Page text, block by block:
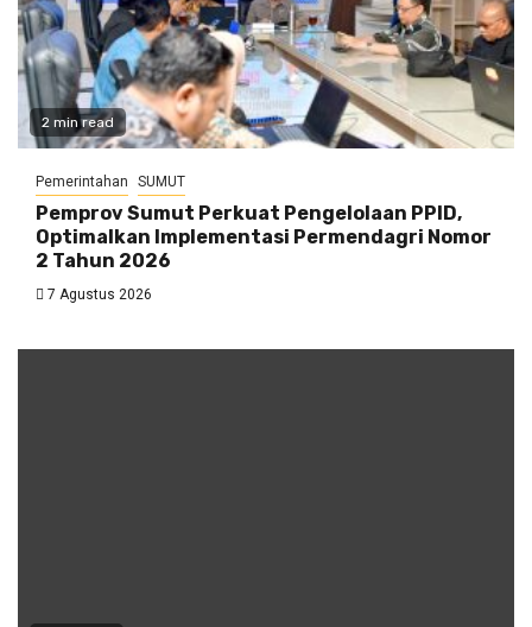
2 min read
Pemerintahan SUMUT
Pemprov Sumut Perkuat Pengelolaan PPID,
Optimalkan Implementasi Permendagri Nomor
2 Tahun 2026
7 Agustus 2026